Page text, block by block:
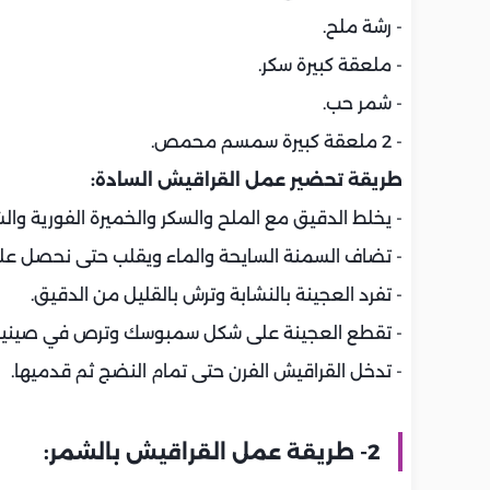
- رشة ملح.
- ملعقة كبيرة سكر.
- شمر حب.
- 2 ملعقة كبيرة سمسم محمص.
طريقة تحضير عمل القراقيش السادة:
- يخلط الدقيق مع الملح والسكر والخميرة الفورية
- تضاف السمنة السايحة والماء ويقلب حتى نحصل
- تفرد العجينة بالنشابة وترش بالقليل من الدقيق.
- تقطع العجينة على شكل سمبوسك وترص في
- تدخل القراقيش الفرن حتى تمام النضج ثم قدميها.
2- طريقة عمل القراقيش بالشمر: